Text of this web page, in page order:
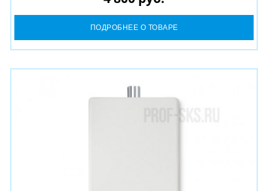
ПОДРОБНЕЕ О ТОВАРЕ